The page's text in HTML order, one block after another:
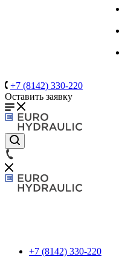
+7 (8142) 330-220
Оставить заявку
+7 (8142) 330-220